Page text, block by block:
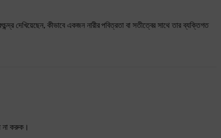
দেখিয়েছেন, কীভাবে একজন নারীর পবিত্রতা বা সতীত্বের সাথে তার ব্যক্তিগত
না করুক।